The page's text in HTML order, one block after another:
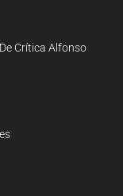
Crítica Alfonso